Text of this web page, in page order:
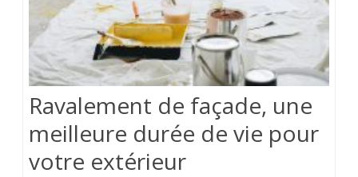
Ravalement de façade, une
meilleure durée de vie pour
votre extérieur